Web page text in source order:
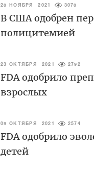
28 НОЯБРЯ 2021 3078
В США одобрен
полицитемией
23 ОКТЯБРЯ 2021 2792
FDA одобрило
взрослых
09 ОКТЯБРЯ 2021 2574
FDA одобрило
детей